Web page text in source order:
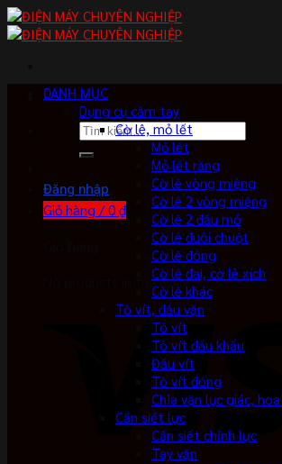
Skip
to
Tìm
kiếm:
Đăng nhập
Giỏ hàng /0 ₫
No products in the cart.
DANH MỤC
Dụng cụ cầm tay
Cờ lê, mỏ lết
Mỏ lết
Mỏ lết răng
Cờ lê vòng miệng
Cờ lê 2 vòng miệng
Cờ lê 2 đầu mở
Cờ lê đuôi chuột
Cờ lê đóng
Cờ lê đai, cờ lê xích
Cờ lê khác
Tô vít, đầu vặn
Tô vít
Tô vít đầu khẩu
Đầu vít
Tô vít đóng
Chìa vặn lục giác,
Cần siết lực
Cần siết chỉnh lực
Tay vặn